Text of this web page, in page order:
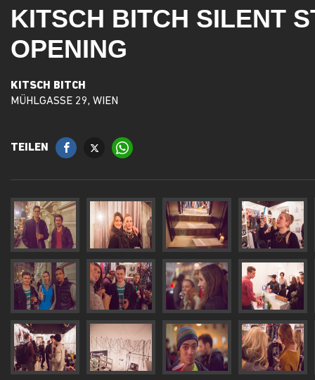
KITSCH BITCH SILENT
OPENING
KITSCH BITCH
MÜHLGASSE 29, WIEN
TEILEN